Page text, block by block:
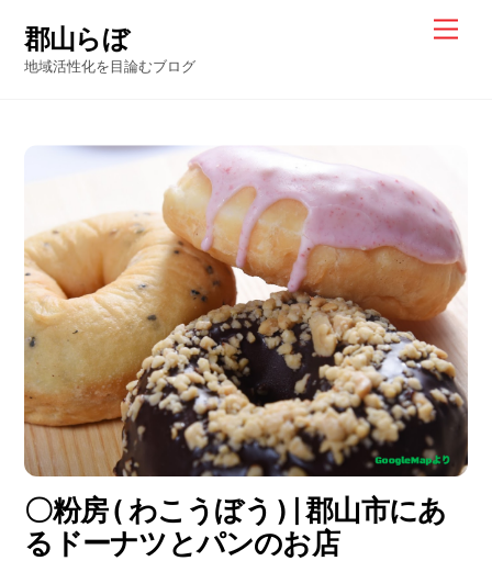
content
郡山らぼ
地域活性化を目論むブログ
〇粉房 ( わこうぼう ) | 郡山市にあ
るドーナツとパンのお店